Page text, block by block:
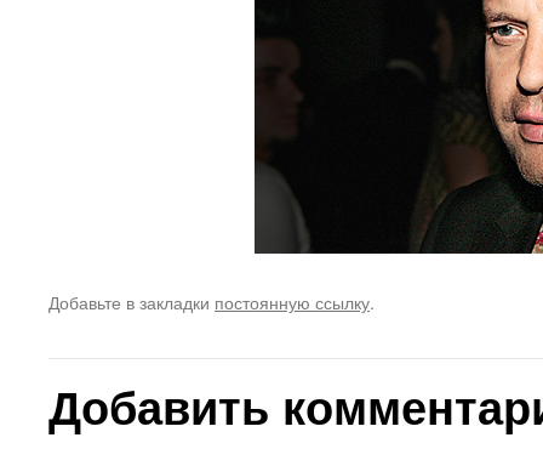
Добавьте в закладки постоянную ссылку.
Добавить